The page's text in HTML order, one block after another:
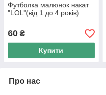
Футболка малюнок накат
"LOL"(від 1 до 4 років)
60 ₴
Купити
Про нас